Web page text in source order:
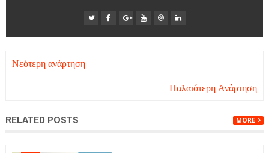
Νεότερη ανάρτηση
Παλαιότερη Ανάρτηση
RELATED POSTS MORE